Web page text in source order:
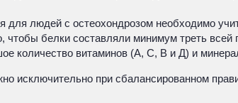
для людей с остеохондрозом необходимо
чтобы белки составляли минимум треть всей
количество витаминов (А, С, В и Д) и
исключительно при сбалансированном